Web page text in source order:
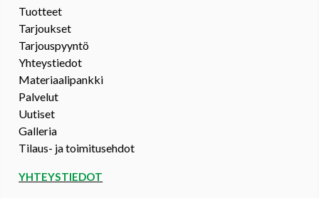
Tuotteet
Tarjoukset
Tarjouspyyntö
Yhteystiedot
Materiaalipankki
Palvelut
Uutiset
Galleria
Tilaus- ja toimitusehdot
YHTEYSTIEDOT